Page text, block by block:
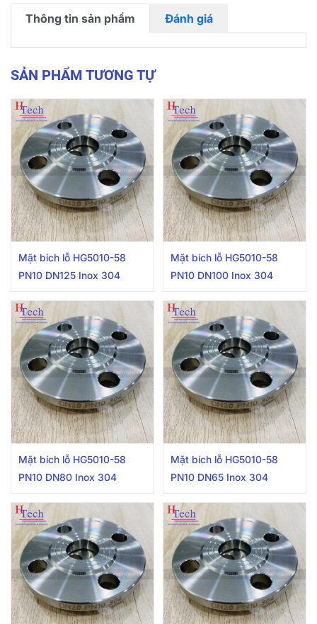
Thông tin sản phẩm Đánh giá
SẢN PHẨM TƯƠNG TỰ
Mặt bích lỗ HG5010-58
PN10 DN125 Inox 304
Mặt bích lỗ HG5010-58
PN10 DN100 Inox 304
Mặt bích lỗ HG5010-58
PN10 DN80 Inox 304
Mặt bích lỗ HG5010-58
PN10 DN65 Inox 304